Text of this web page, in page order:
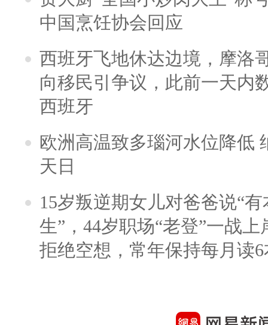
中国烹饪协会回应
西班牙飞地休达边境，摩洛
向移民引争议，此前一天内
西班牙
欧洲高温致多瑙河水位降低
天日
15岁叛逆期女儿对爸爸说“
生”，44岁职场“老登”一战上
拒绝空想，常年保持每月读